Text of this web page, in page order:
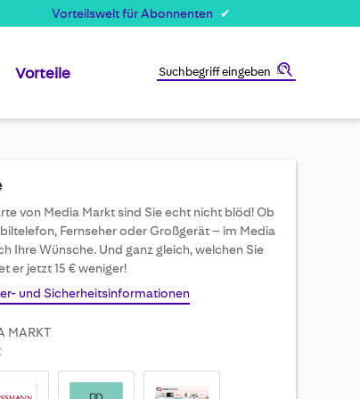
Vorteilswelt für Abonnenten
Vorteile
von Media Markt sind Sie echt nicht blöd! Ob
Fernseher oder Großgerät – im Media
Ihre Wünsche. Und ganz gleich, welchen Sie
er jetzt 15 € weniger!
und Sicherheitsinformationen
MARKT